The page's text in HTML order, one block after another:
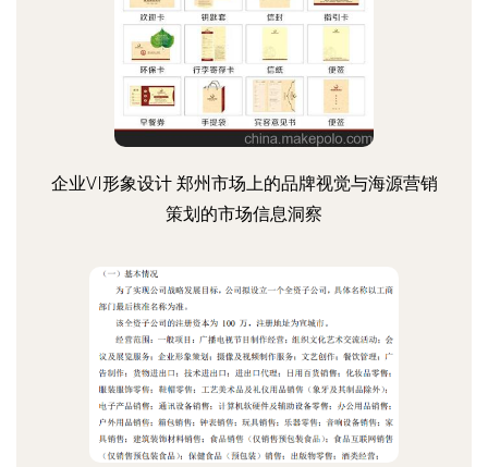
企业VI形象设计 郑州市场上的品牌视觉与海源营销
策划的市场信息洞察